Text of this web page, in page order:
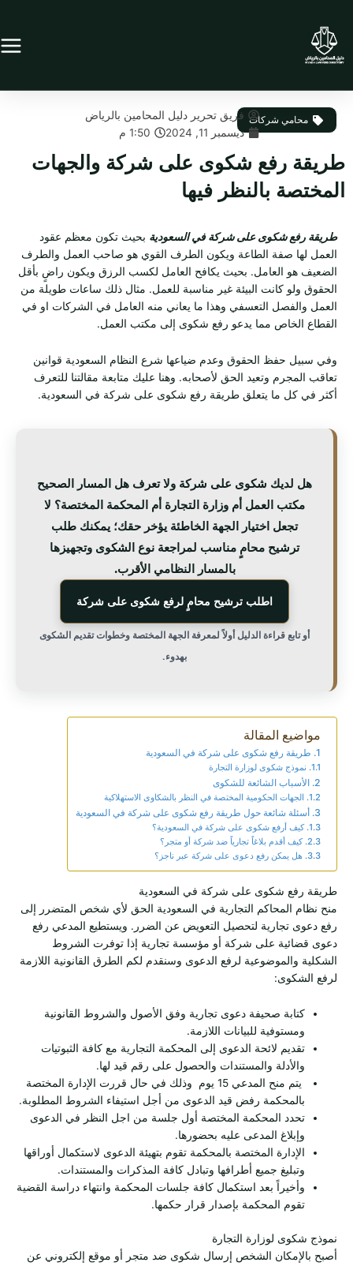
محامي شركات فريق تحرير دليل المحامين بالرياض
ديسمبر 11, 2024
1:50 م
طريقة رفع شكوى على شركة والجهات
المختصة بالنظر فيها
طريقة رفع شكوى على شركة في السعودية بحيث تكون معظم عقود
العمل لها صفة الطاعة ويكون الطرف القوي هو صاحب العمل والطرف
الضعيف هو العامل. بحيث يكافح العامل لكسب الرزق ويكون راضٍ بأقل
الحقوق ولو كانت البيئة غير مناسبة للعمل. مثال ذلك ساعات طويلة من
العمل والفصل التعسفي وهذا ما يعاني منه العامل في الشركات او في
القطاع الخاص مما يدعو رفع شكوى إلى مكتب العمل.
وفي سبيل حفظ الحقوق وعدم ضياعها شرع النظام السعودية قوانين
تعاقب المجرم وتعيد الحق لأصحابه. وهنا عليك متابعة مقالتنا للتعرف
أكثر في كل ما يتعلق طريقة رفع شكوى على شركة في السعودية.
هل لديك شكوى على شركة ولا تعرف هل المسار الصحيح
مكتب العمل أم وزارة التجارة أم المحكمة المختصة؟ لا
تجعل اختيار الجهة الخاطئة يؤخر حقك؛ يمكنك طلب
ترشيح محامٍ مناسب لمراجعة نوع الشكوى وتجهيزها
بالمسار النظامي الأقرب.
اطلب ترشيح محامٍ لرفع شكوى على شركة
أو تابع قراءة الدليل أولاً لمعرفة الجهة المختصة وخطوات تقديم الشكوى
بهدوء.
مواضيع المقالة
طريقة رفع شكوى على شركة في السعودية
نموذج شكوى لوزارة التجارة
الأسباب الشائعة للشكوى
الجهات الحكومية المختصة في النظر بالشكاوى الاستهلاكية
أسئلة شائعة حول طريقة رفع شكوى على شركة في السعودية
كيف أرفع شكوى على شركة في السعودية؟
كيف أقدم بلاغاً تجارياً ضد شركة أو متجر؟
هل يمكن رفع دعوى على شركة عبر ناجز؟
طريقة رفع شكوى على شركة في السعودية
منح نظام المحاكم التجارية في السعودية الحق لأي شخص المتضرر إلى
رفع دعوى تجارية لتحصيل التعويض عن الضرر. ويستطيع المدعي رفع
دعوى قضائية على شركة أو مؤسسة تجارية إذا توفرت الشروط
الشكلية والموضوعية لرفع الدعوى وسنقدم لكم الطرق القانونية اللازمة
لرفع الشكوى:
كتابة صحيفة دعوى تجارية وفق الأصول والشروط القانونية
ومستوفية للبيانات اللازمة.
تقديم لائحة الدعوى إلى المحكمة التجارية مع كافة الثبوتيات
والأدلة والمستندات والحصول على رقم قيد لها.
يتم منح المدعي 15 يوم وذلك في حال قررت الإدارة المختصة
بالمحكمة رفض قيد الدعوى من أجل استيفاء الشروط المطلوبة.
تحدد المحكمة المختصة أول جلسة من اجل النظر في الدعوى
وإبلاغ المدعى عليه بحضورها.
الإدارة المختصة بالمحكمة تقوم بتهيئة الدعوى لاستكمال أوراقها
وتبليغ جميع أطرافها وتبادل كافة المذكرات والمستندات.
وأخيراً بعد استكمال كافة جلسات المحكمة وانتهاء دراسة القضية
تقوم المحكمة بإصدار قرار حكمها.
نموذج شكوى لوزارة التجارة
أصبح بالإمكان الشخص إرسال شكوى ضد متجر أو موقع إلكتروني عن